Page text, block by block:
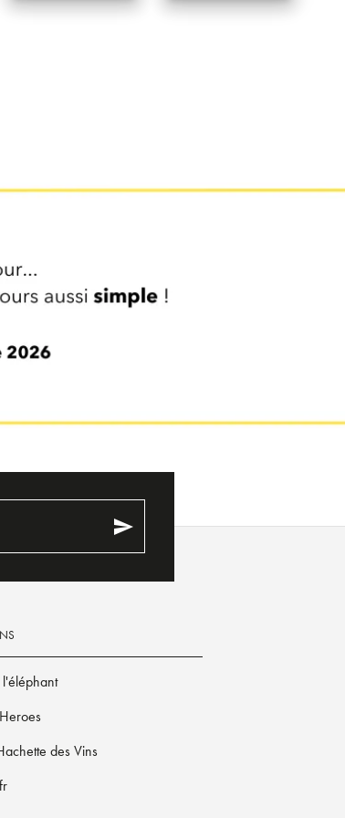
send
l'éléphant
des Vins